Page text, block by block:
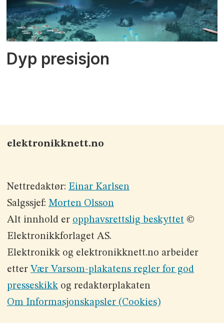
Dyp presisjon
elektronikknett.no
Nettredaktør: Einar Karlsen
Salgssjef: Morten Olsson
Alt innhold er opphavsrettslig beskyttet©
Elektronikkforlaget AS.
Elektronikk og elektronikknett.no arbeider
etter Vær Varsom-plakatens regler for god
presseskikkog redaktørplakaten
Om Informasjonskapsler (Cookies)